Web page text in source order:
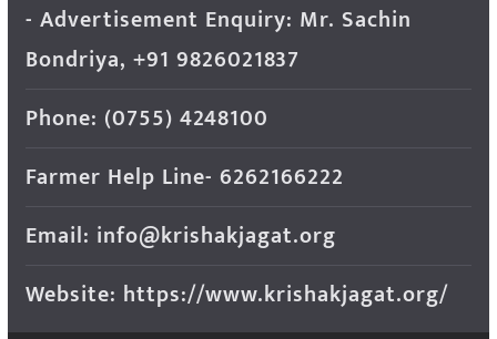
- Advertisement Enquiry: Mr. Sachin
Bondriya, +91 9826021837
Phone: (0755) 4248100
Farmer Help Line- 6262166222
Email: info@krishakjagat.org
Website: https://www.krishakjagat.org/